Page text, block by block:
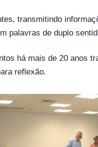
transmitindo
palavras de duplo
há mais de 20 anos
reflexão.